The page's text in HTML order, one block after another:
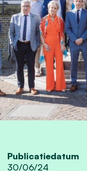
Publicatiedatum
30/06/24